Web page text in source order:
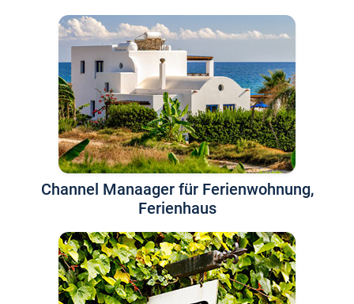
Channel Manaager für Ferienwohnung,
Ferienhaus